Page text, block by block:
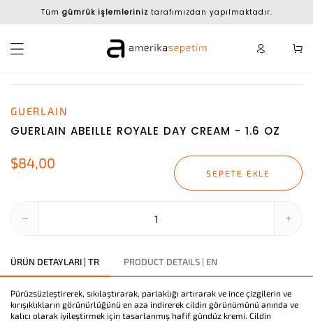
Tüm gümrük işlemleriniz tarafımızdan yapılmaktadır.
GUERLAIN
GUERLAIN ABEILLE ROYALE DAY CREAM - 1.6 OZ
$84,00
SEPETE EKLE
ÜRÜN DETAYLARI | TR PRODUCT DETAILS | EN
Pürüzsüzleştirerek, sıkılaştırarak, parlaklığı artırarak ve ince çizgilerin ve
kırışıklıkların görünürlüğünü en aza indirerek cildin görünümünü anında ve
kalıcı olarak iyileştirmek için tasarlanmış hafif gündüz kremi. Cildin